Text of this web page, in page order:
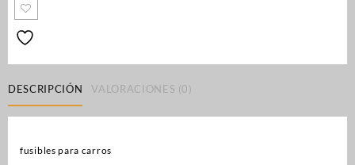
DESCRIPCIÓN VALORACIONES (0)
fusibles para carros